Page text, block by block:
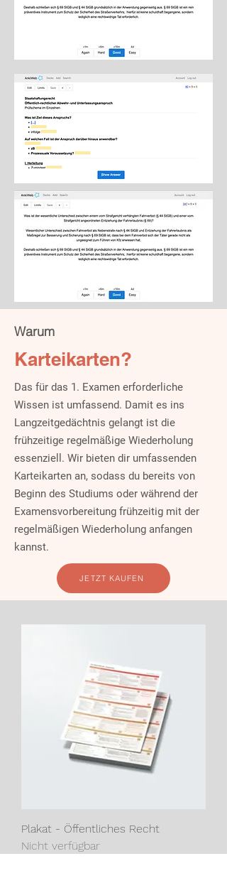
Warum
Karteikarten?
Das für das 1. Examen erforderliche
Wissen ist umfassend. Damit es ins
Langzeitgedächtnis gelangt ist die
frühzeitige regelmäßige Wiederholung
essenziell. Wir bieten dir umfassenden
Karteikarten an, sodass du bereits von
Beginn des Studiums oder während der
Examensvorbereitung frühzeitig mit der
regelmäßigen Wiederholung anfangen
kannst.
JETZT KAUFEN
Plakat - Öffentliches Recht
Nicht verfügbar